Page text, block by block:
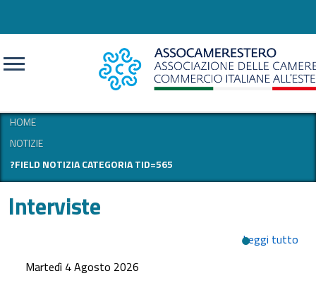
HOME
NOTIZIE
?FIELD NOTIZIA CATEGORIA TID=565
Interviste
Leggi tutto
Martedì 4 Agosto 2026